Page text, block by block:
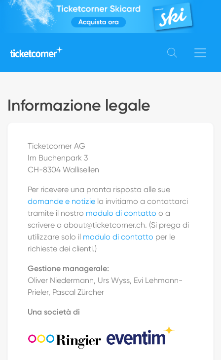
Informazione legale
Ticketcorner AG
Im Buchenpark 3
CH-8304 Wallisellen
Per ricevere una pronta risposta alle sue
domande e notizie la invitiamo a contattarci
tramite il nostro modulo di contatto o a
scrivere a about@ticketcorner.ch. (Si prega di
utilizzare solo il modulo di contatto per le
richieste dei clienti.)
Gestione managerale:
Oliver Niedermann, Urs Wyss, Evi Lehmann-
Prieler, Pascal Zürcher
Una società di